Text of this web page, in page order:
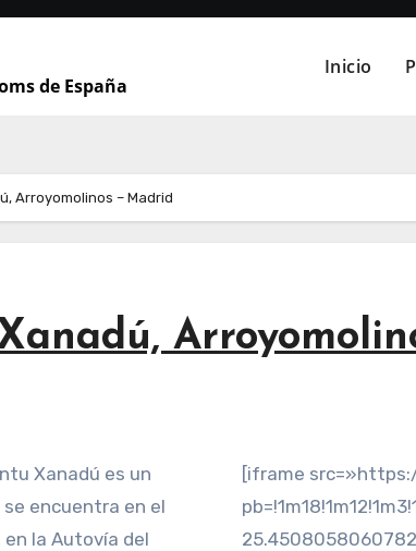
de España
Inicio
Arroyomolinos – Madrid
Xanadú es un
se encuentra en el
la Autovía del
[iframe